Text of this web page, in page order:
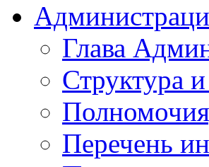
Глава
Структура
Перечень